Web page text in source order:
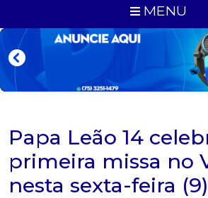
MENU
Papa Leão 14
primeira missa no
nesta sexta-feira